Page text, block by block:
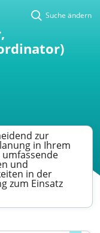
Suche ändern
zur
in Ihrem
und
in der
zum Einsatz